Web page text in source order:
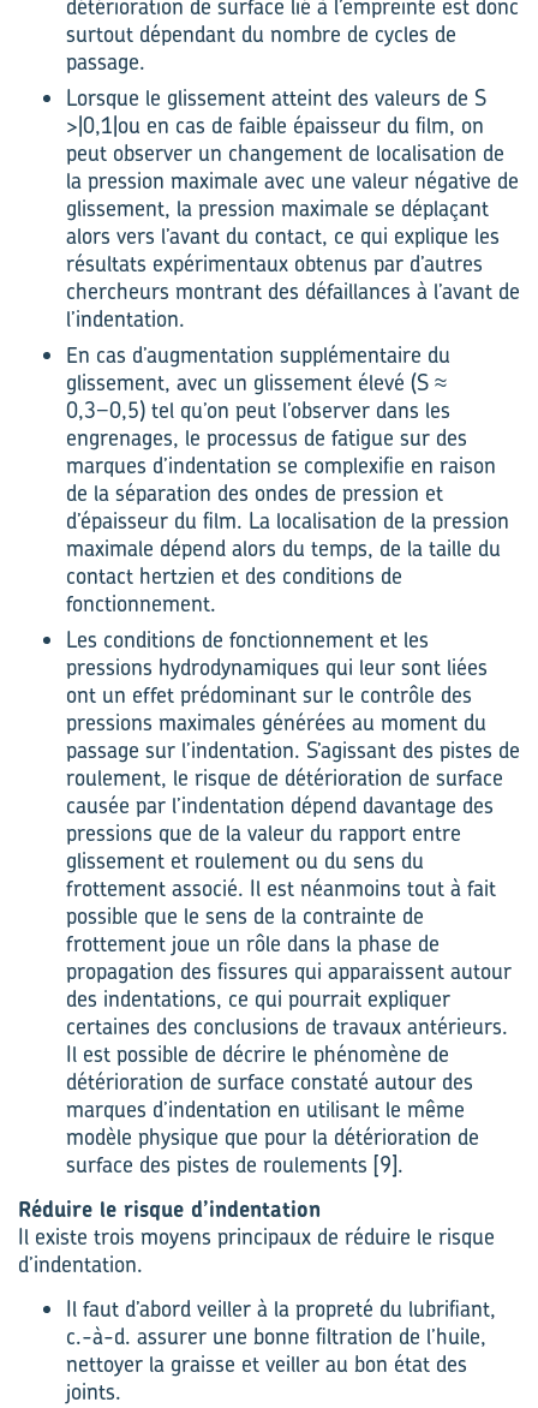
détérioration de surface lié à l’empreinte est donc
surtout dépendant du nombre de cycles de
passage.
Lorsque le glissement atteint des valeurs de S
>|0,1|ou en cas de faible épaisseur du film, on
peut observer un changement de localisation de
la pression maximale avec une valeur négative de
glissement, la pression maximale se déplaçant
alors vers l’avant du contact, ce qui explique les
résultats expérimentaux obtenus par d’autres
chercheurs montrant des défaillances à l’avant de
l’indentation.
En cas d’augmentation supplémentaire du
glissement, avec un glissement élevé (S ≈
0,3−0,5) tel qu’on peut l’observer dans les
engrenages, le processus de fatigue sur des
marques d’indentation se complexifie en raison
de la séparation des ondes de pression et
d’épaisseur du film. La localisation de la pression
maximale dépend alors du temps, de la taille du
contact hertzien et des conditions de
fonctionnement.
Les conditions de fonctionnement et les
pressions hydrodynamiques qui leur sont liées
ont un effet prédominant sur le contrôle des
pressions maximales générées au moment du
passage sur l’indentation. S’agissant des pistes de
roulement, le risque de détérioration de surface
causée par l’indentation dépend davantage des
pressions que de la valeur du rapport entre
glissement et roulement ou du sens du
frottement associé. Il est néanmoins tout à fait
possible que le sens de la contrainte de
frottement joue un rôle dans la phase de
propagation des fissures qui apparaissent autour
des indentations, ce qui pourrait expliquer
certaines des conclusions de travaux antérieurs.
Il est possible de décrire le phénomène de
détérioration de surface constaté autour des
marques d’indentation en utilisant le même
modèle physique que pour la détérioration de
surface des pistes de roulements [9].
Réduire le risque d’indentation
Il existe trois moyens principaux de réduire le risque
d’indentation.
Il faut d’abord veiller à la propreté du lubrifiant,
c.-à-d. assurer une bonne filtration de l’huile,
nettoyer la graisse et veiller au bon état des
joints.